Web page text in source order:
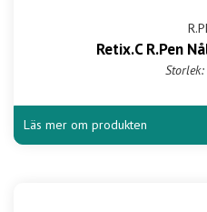
Retix.C R.Pen
Läs mer om produkten